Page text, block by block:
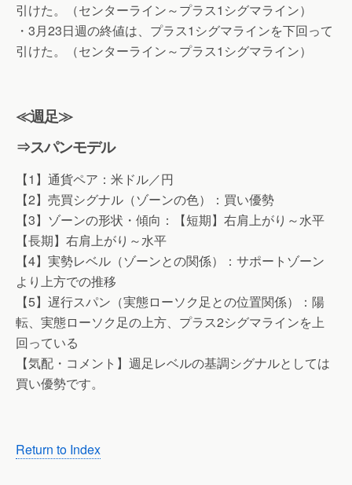
引けた。（センターライン～プラス1シグマライン）
・3月23日週の終値は、プラス1シグマラインを下回って
引けた。（センターライン～プラス1シグマライン）
≪週足≫
⇒スパンモデル
【1】通貨ペア：米ドル／円
【2】売買シグナル（ゾーンの色）：買い優勢
【3】ゾーンの形状・傾向：【短期】右肩上がり～水平
【長期】右肩上がり～水平
【4】実勢レベル（ゾーンとの関係）：サポートゾーン
より上方での推移
【5】遅行スパン（実態ローソク足との位置関係）：陽
転、実態ローソク足の上方、プラス2シグマラインを上
回っている
【気配・コメント】週足レベルの基調シグナルとしては
買い優勢です。
Return to Index